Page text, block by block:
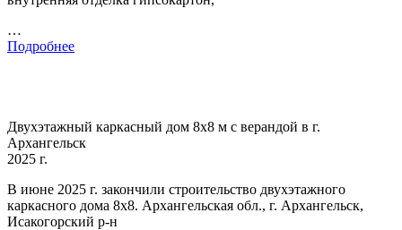
…
Подробнее
Двухэтажный каркасный дом 8х8 м с верандой в г.
Архангельск
2025 г.
В июне 2025 г. закончили строительство двухэтажного
каркасного дома 8х8. Архангельская обл., г. Архангельск,
Исакогорский р-н